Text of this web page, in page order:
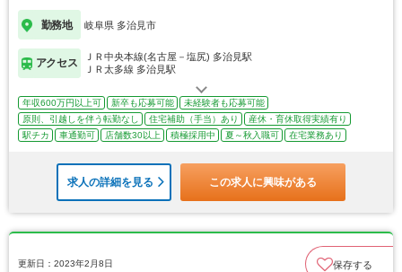
勤務地 岐阜県 多治見市
アクセス
ＪＲ中央本線(名古屋－塩尻) 多治見駅
ＪＲ太多線 多治見駅
年収600万円以上可 新卒も応募可能
未経験者も応募可能
原則、引越しを伴う転勤なし
住宅補助（手当）あり
産休・育休取得実績有り
駅チカ
車通勤可 店舗数30以上 積極採用中 夏～秋入職可 在宅業務あり
求人の詳細を見る この求人に興味がある
更新日：2023年2月8日 保存する